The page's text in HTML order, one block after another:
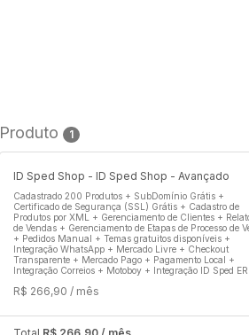
Produto 1
ID Sped Shop - ID Sped Shop - Avançado
Cadastrado 200 Produtos + SubDomínio Grátis +
Certificado de Segurança (SSL) Grátis + Cadastro de
Produtos por XML + Gerenciamento de Clientes +
de Vendas + Gerenciamento de Etapas de Processo de
+ Pedidos Manual + Temas gratuitos disponíveis +
Integração WhatsApp + Mercado Livre + Checkout
Transparente + Mercado Pago + Pagamento Local +
Integração Correios + Motoboy + Integração ID Sped
R$ 266,90 / mês